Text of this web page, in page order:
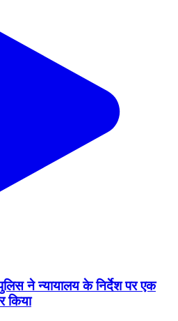
ने न्यायालय के निर्देश पर एक
किया